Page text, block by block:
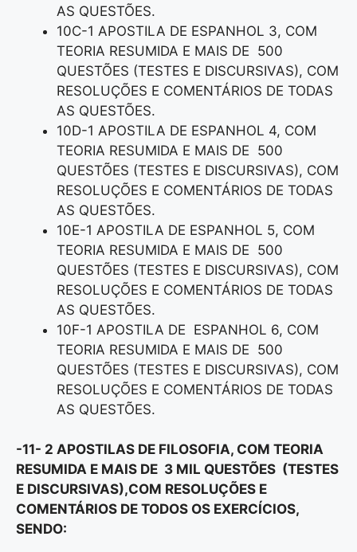
AS QUESTÕES.
10C-1 APOSTILA DE ESPANHOL 3, COM
TEORIA RESUMIDA E MAIS DE 500
QUESTÕES (TESTES E DISCURSIVAS), COM
RESOLUÇÕES E COMENTÁRIOS DE TODAS
AS QUESTÕES.
10D-1 APOSTILA DE ESPANHOL 4, COM
TEORIA RESUMIDA E MAIS DE 500
QUESTÕES (TESTES E DISCURSIVAS), COM
RESOLUÇÕES E COMENTÁRIOS DE TODAS
AS QUESTÕES.
10E-1 APOSTILA DE ESPANHOL 5, COM
TEORIA RESUMIDA E MAIS DE 500
QUESTÕES (TESTES E DISCURSIVAS), COM
RESOLUÇÕES E COMENTÁRIOS DE TODAS
AS QUESTÕES.
10F-1 APOSTILA DE ESPANHOL 6, COM
TEORIA RESUMIDA E MAIS DE 500
QUESTÕES (TESTES E DISCURSIVAS), COM
RESOLUÇÕES E COMENTÁRIOS DE TODAS
AS QUESTÕES.
-11- 2 APOSTILAS DE FILOSOFIA, COM TEORIA
RESUMIDA E MAIS DE 3 MIL QUESTÕES (TESTES
E DISCURSIVAS),COM RESOLUÇÕES E
COMENTÁRIOS DE TODOS OS EXERCÍCIOS,
SENDO: